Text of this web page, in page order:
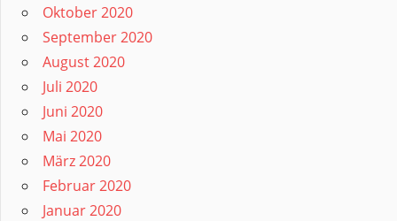
Oktober 2020
September 2020
August 2020
Juli 2020
Juni 2020
Mai 2020
März 2020
Februar 2020
Januar 2020